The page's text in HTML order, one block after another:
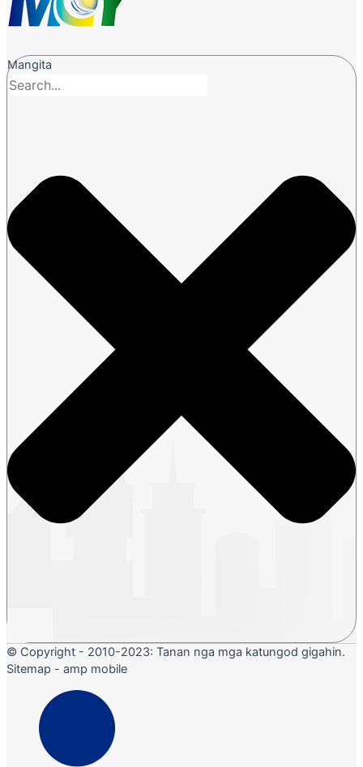
Mangita
© Copyright - 2010-2023: Tanan nga mga katungod gigahin.
Sitemap - amp mobile